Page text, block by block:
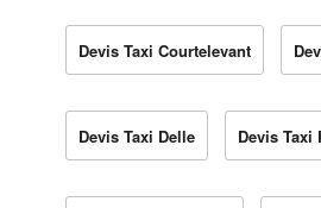
Devis Taxi Courtelevant
Devis Taxi Delle Devis Taxi